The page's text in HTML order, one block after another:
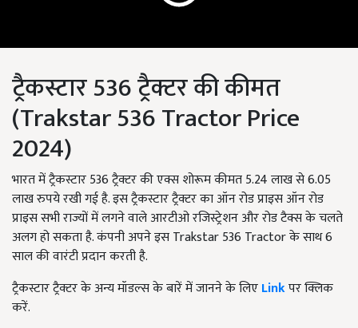
ट्रैकस्टार 536 ट्रैक्टर की कीमत
(Trakstar 536 Tractor Price
2024)
भारत में ट्रैकस्टार 536 ट्रैक्टर की एक्स शोरूम कीमत 5.24 लाख से 6.05
लाख रुपये रखी गई है. इस ट्रैकस्टार ट्रैक्टर का ऑन रोड प्राइस ऑन रोड
प्राइस सभी राज्यों में लगने वाले आरटीओ रजिस्ट्रेशन और रोड टैक्स के चलते
अलग हो सकता है. कंपनी अपने इस Trakstar 536 Tractor के साथ 6
साल की वारंटी प्रदान करती है.
ट्रैकस्टार ट्रैक्टर के अन्य मॉडल्स के बारें में जानने के लिएLinkपर क्लिक
करें.